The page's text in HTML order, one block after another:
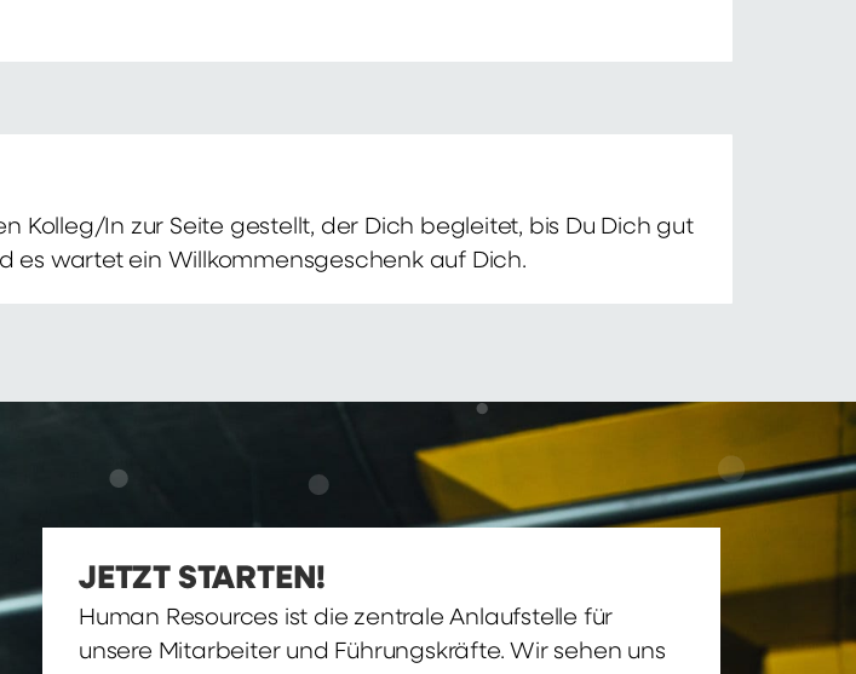
Kolleg/In zur Seite gestellt, der Dich begleitet, bis Du Dich gut
es wartet ein Willkommensgeschenk auf Dich.
JETZT STARTEN!
Human Resources ist die zentrale Anlaufstelle für
unsere Mitarbeiter und Führungskräfte. Wir sehen uns